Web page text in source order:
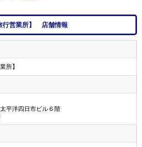
行営業所】 店舗情報
所】
平洋四日市ビル６階